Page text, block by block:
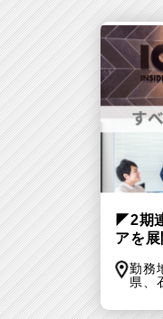
◤2期
アを
勤務
県、